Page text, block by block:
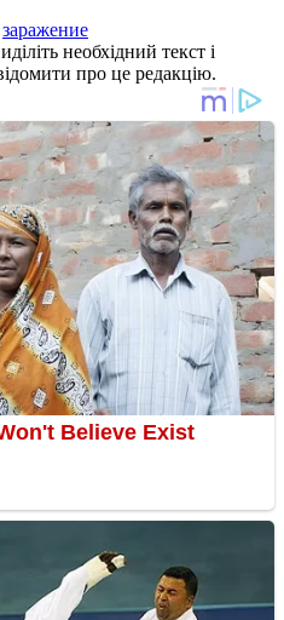
заражение
необхідний текст і
про це редакцію.